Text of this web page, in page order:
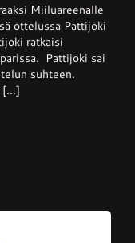
Miiluareenalle
ottelussa Pattijoki
ratkaisi
Pattijoki sai
suhteen.
[...]